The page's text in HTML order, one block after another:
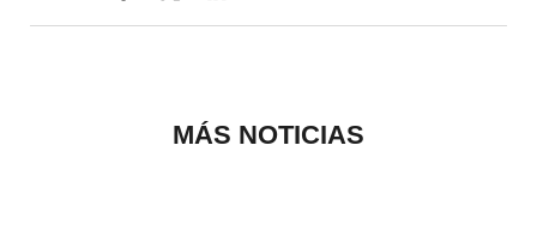
MÁS NOTICIAS